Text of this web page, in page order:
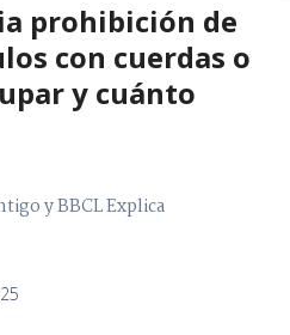
prohibición de
con cuerdas o
y cuánto
y BBCL Explica